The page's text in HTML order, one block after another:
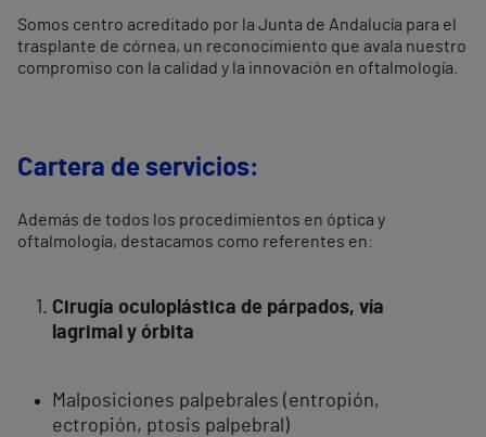
Somos centro acreditado por la Junta de Andalucía para el
trasplante de córnea, un reconocimiento que avala nuestro
compromiso con la calidad y la innovación en oftalmología.
Cartera de servicios:
Además de todos los procedimientos en óptica y
oftalmología, destacamos como referentes en:
Cirugía oculoplástica de párpados, vía
lagrimal y órbita
Malposiciones palpebrales (entropión,
ectropión, ptosis palpebral)